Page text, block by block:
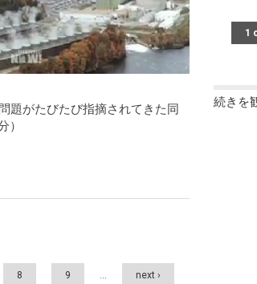
題がたびたび指摘されてきた同
）
8 9 … next ›
1
続きを